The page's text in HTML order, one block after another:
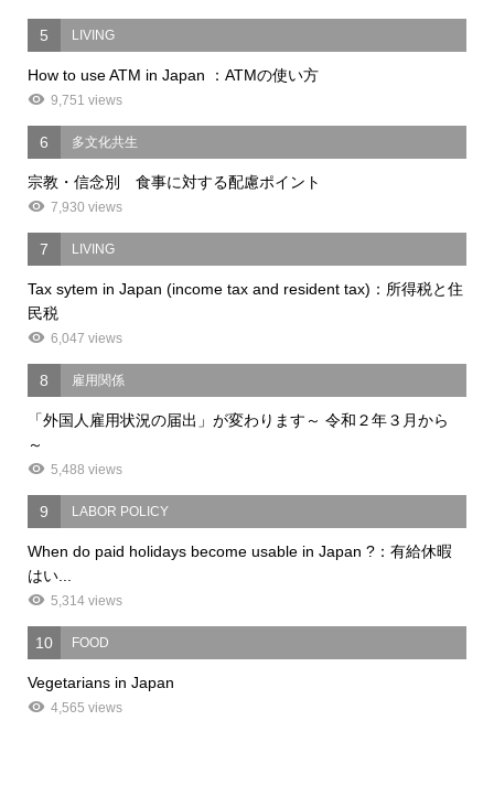
5 LIVING
How to use ATM in Japan ：ATMの使い方
9,751 views
6 多文化共生
宗教・信念別 食事に対する配慮ポイント
7,930 views
7 LIVING
Tax sytem in Japan (income tax and resident tax)：所得税と住
民税
6,047 views
8 雇用関係
「外国人雇用状況の届出」が変わります～ 令和２年３月から
～
5,488 views
9 LABOR POLICY
When do paid holidays become usable in Japan ?：有給休暇
はい...
5,314 views
10 FOOD
Vegetarians in Japan
4,565 views